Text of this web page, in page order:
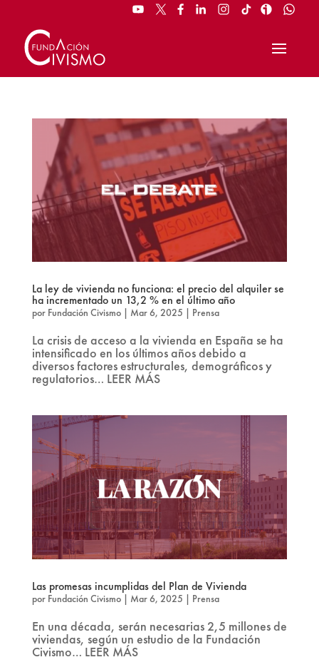
La ley de vivienda no funciona: el precio del alquiler se
ha incrementado un 13,2 % en el último año
por Fundación Civismo| Mar 6, 2025 Prensa
La crisis de acceso a la vivienda en España se ha
intensificado en los últimos años debido a
diversos factores estructurales, demográficos y
regulatorios… LEER MÁS
Las promesas incumplidas del Plan de Vivienda
por Fundación Civismo| Mar 6, 2025 | Prensa
En una década, serán necesarias 2,5 millones de
viviendas, según un estudio de la Fundación
Civismo… LEER MÁS